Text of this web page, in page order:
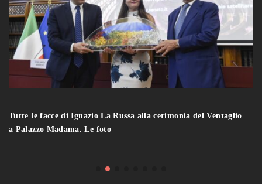
Tutte le facce di Ignazio La Russa alla cerimonia del Ventaglio
a Palazzo Madama. Le foto